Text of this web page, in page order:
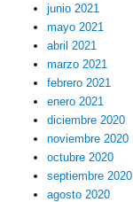
junio 2021
mayo 2021
abril 2021
marzo 2021
febrero 2021
enero 2021
diciembre 2020
noviembre 2020
octubre 2020
septiembre 2020
agosto 2020